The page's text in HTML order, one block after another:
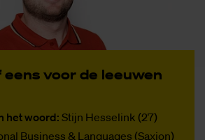
voor de leeu­wen
het woord: Stijn Hesselink (27)
Business & Languages (Saxion)